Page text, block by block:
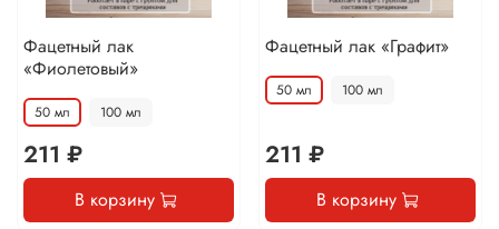
Фацетный лак
«Фиолетовый»
50 мл 100 мл
211 ₽
В корзину
Фацетный лак «Графит»
50 мл 100 мл
211 ₽
В корзину